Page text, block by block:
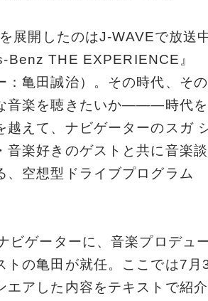
展開したのはJ-WAVEで放送
Benz THE EXPERIENCE』
：亀田誠治）。その時代、その
音楽を聴きたいか―――時代を
越えて、ナビゲーターのスガ
音楽好きのゲストと共に音楽談
、空想型ドライブプログラム
ビゲーターに、音楽プロデュ
トの亀田が就任。ここでは7月
エアした内容をテキストで紹介